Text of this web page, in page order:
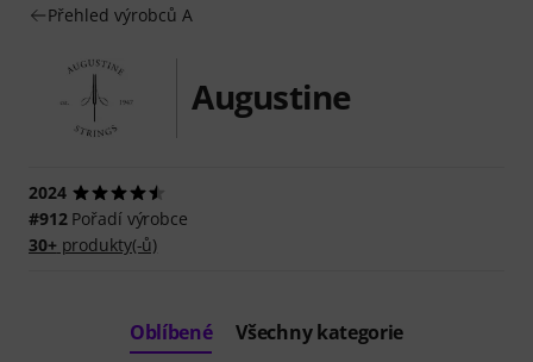
Přehled výrobců A
Augustine
2024
#912Pořadí výrobce
30+produkty(-ů)
Oblíbené Všechny kategorie